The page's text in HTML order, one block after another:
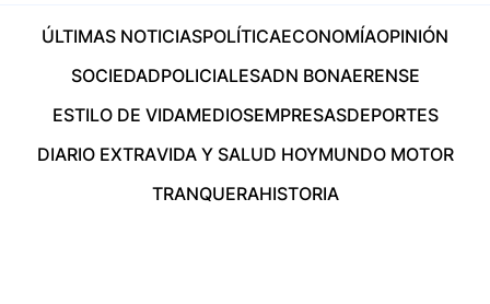
ÚLTIMAS NOTICIASPOLÍTICAECONOMÍAOPINIÓN
SOCIEDADPOLICIALESADN BONAERENSE
ESTILO DE VIDAMEDIOSEMPRESASDEPORTES
DIARIO EXTRAVIDA Y SALUD HOYMUNDO MOTOR
TRANQUERAHISTORIA